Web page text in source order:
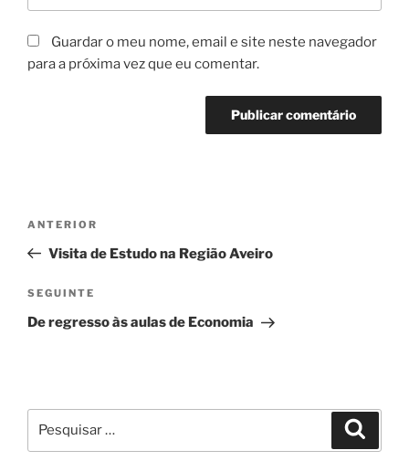
Guardar o meu nome, email e site neste navegador
para a próxima vez que eu comentar.
artigos
Conteúdo
anterior
ANTERIOR
Visita de Estudo na Região Aveiro
Conteúdo
seguinte
SEGUINTE
De regresso às aulas de Economia
por: